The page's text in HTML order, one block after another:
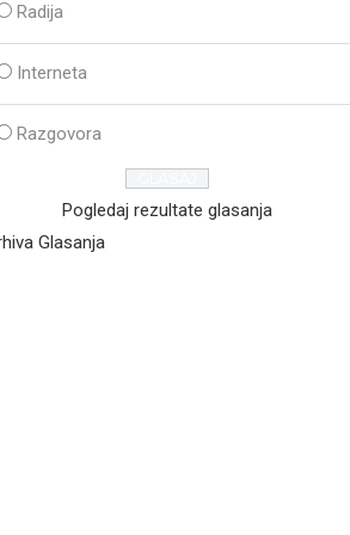
Radija
Interneta
Razgovora
Pogledaj rezultate glasanja
Glasanja